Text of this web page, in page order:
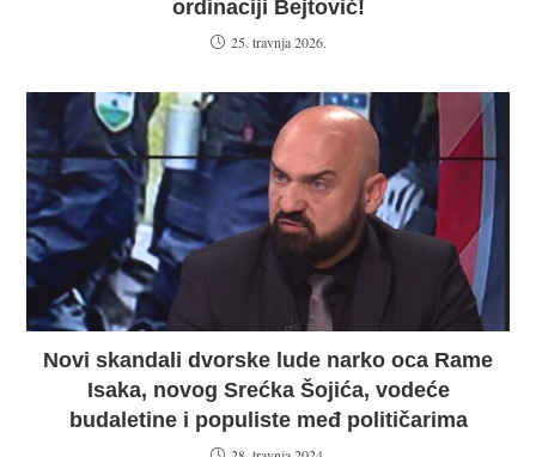
ordinaciji Bejtović!
25. travnja 2026.
Novi skandali dvorske lude narko oca Rame
Isaka, novog Srećka Šojića, vodeće
budaletine i populiste međ političarima